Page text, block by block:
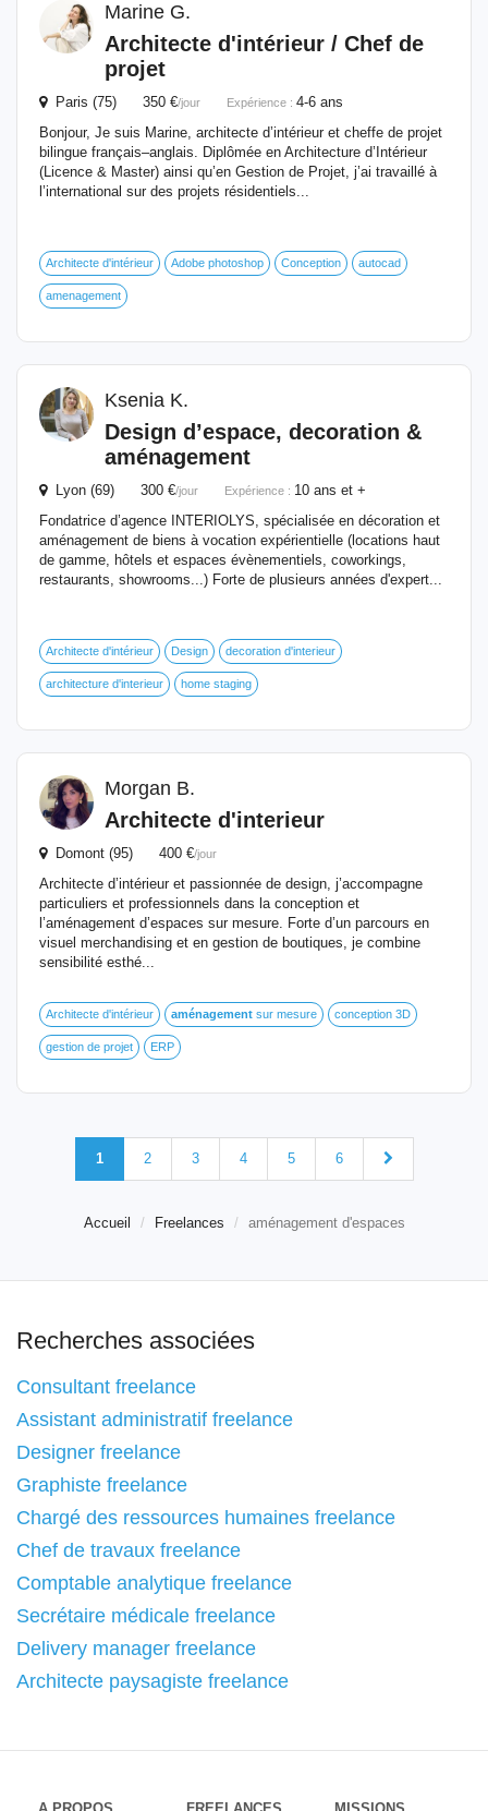
Marine G.
Architecte d'intérieur / Chef de
projet
Paris (75) 350 €/jour Expérience : 4-6 ans
Bonjour, Je suis Marine, architecte d’intérieur et cheffe de projet
bilingue français–anglais. Diplômée en Architecture d’Intérieur
(Licence & Master) ainsi qu’en Gestion de Projet, j’ai travaillé à
l’international sur des projets résidentiels...
Architecte d'intérieur Adobe photoshop Conception autocad
amenagement
Ksenia K.
Design d’espace, decoration &
aménagement
Lyon (69) 300 €/jour Expérience : 10 ans et +
Fondatrice d’agence INTERIOLYS, spécialisée en décoration et
aménagement de biens à vocation expérientielle (locations haut
de gamme, hôtels et espaces évènementiels, coworkings,
restaurants, showrooms...) Forte de plusieurs années d'expert...
Architecte d'intérieur Design decoration d'interieur
architecture d'interieur home staging
Morgan B.
Architecte d'interieur
Domont (95) 400 €/jour
Architecte d’intérieur et passionnée de design, j’accompagne
particuliers et professionnels dans la conception et
l’aménagement d’espaces sur mesure. Forte d’un parcours en
visuel merchandising et en gestion de boutiques, je combine
sensibilité esthé...
Architecte d'intérieur aménagement sur mesure conception 3D
gestion de projet ERP
1 2 3 4 5 6
Accueil Freelances aménagement d'espaces
Recherches associées
Consultant freelance
Assistant administratif freelance
Designer freelance
Graphiste freelance
Chargé des ressources humaines freelance
Chef de travaux freelance
Comptable analytique freelance
Secrétaire médicale freelance
Delivery manager freelance
Architecte paysagiste freelance